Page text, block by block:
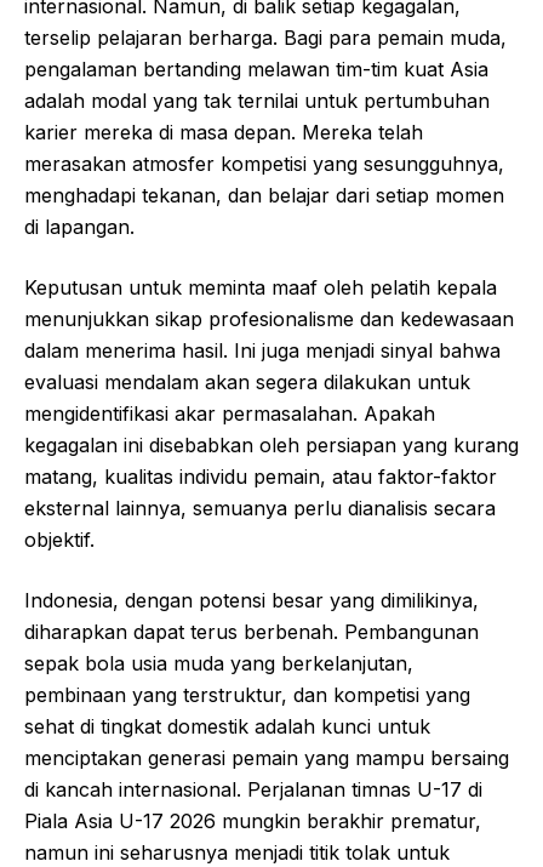
internasional. Namun, di balik setiap kegagalan,
terselip pelajaran berharga. Bagi para pemain muda,
pengalaman bertanding melawan tim-tim kuat Asia
adalah modal yang tak ternilai untuk pertumbuhan
karier mereka di masa depan. Mereka telah
merasakan atmosfer kompetisi yang sesungguhnya,
menghadapi tekanan, dan belajar dari setiap momen
di lapangan.
Keputusan untuk meminta maaf oleh pelatih kepala
menunjukkan sikap profesionalisme dan kedewasaan
dalam menerima hasil. Ini juga menjadi sinyal bahwa
evaluasi mendalam akan segera dilakukan untuk
mengidentifikasi akar permasalahan. Apakah
kegagalan ini disebabkan oleh persiapan yang kurang
matang, kualitas individu pemain, atau faktor-faktor
eksternal lainnya, semuanya perlu dianalisis secara
objektif.
Indonesia, dengan potensi besar yang dimilikinya,
diharapkan dapat terus berbenah. Pembangunan
sepak bola usia muda yang berkelanjutan,
pembinaan yang terstruktur, dan kompetisi yang
sehat di tingkat domestik adalah kunci untuk
menciptakan generasi pemain yang mampu bersaing
di kancah internasional. Perjalanan timnas U-17 di
Piala Asia U-17 2026 mungkin berakhir prematur,
namun ini seharusnya menjadi titik tolak untuk